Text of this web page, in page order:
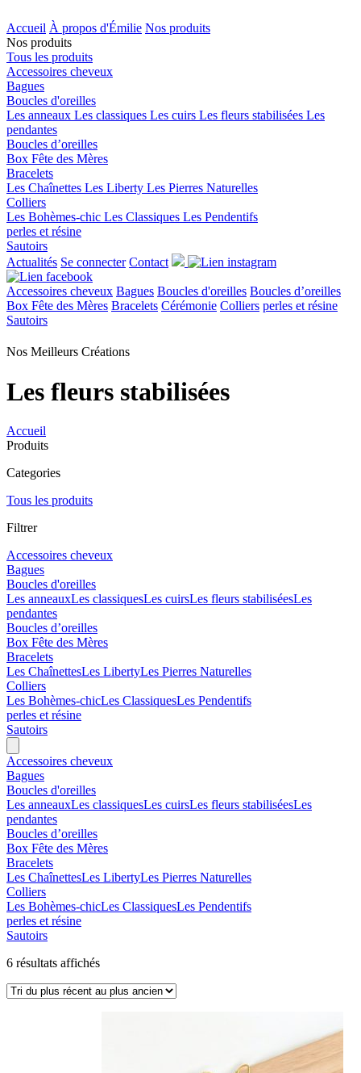
Accueil À propos d'Émilie Nos produits
Nos produits
Tous les produits
Accessoires cheveux
Bagues
Boucles d'oreilles
Les anneaux Les classiques Les cuirs Les fleurs stabilisées Les
pendantes
Boucles d’oreilles
Box Fête des Mères
Bracelets
Les Chaînettes Les Liberty Les Pierres Naturelles
Colliers
Les Bohèmes-chic Les Classiques Les Pendentifs
perles et résine
Sautoirs
Actualités Se connecter Contact
Accessoires cheveux Bagues Boucles d'oreilles Boucles d’oreilles
Box Fête des Mères Bracelets Cérémonie Colliers perles et résine
Sautoirs
Nos Meilleurs Créations
Les fleurs stabilisées
Accueil
Produits
Categories
Tous les produits
Filtrer
Accessoires cheveux
Bagues
Boucles d'oreilles
Les anneauxLes classiquesLes cuirsLes fleurs stabiliséesLes
pendantes
Boucles d’oreilles
Box Fête des Mères
Bracelets
Les ChaînettesLes LibertyLes Pierres Naturelles
Colliers
Les Bohèmes-chicLes ClassiquesLes Pendentifs
perles et résine
Sautoirs
Accessoires cheveux
Bagues
Boucles d'oreilles
Les anneauxLes classiquesLes cuirsLes fleurs stabiliséesLes
pendantes
Boucles d’oreilles
Box Fête des Mères
Bracelets
Les ChaînettesLes LibertyLes Pierres Naturelles
Colliers
Les Bohèmes-chicLes ClassiquesLes Pendentifs
perles et résine
Sautoirs
6 résultats affichésTrié
plus